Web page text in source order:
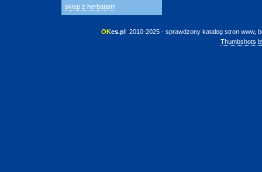
sklep z herbatami
OKes.pl 2010-2025 - sprawdzony katalog stron www,
Thumbshots